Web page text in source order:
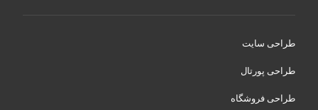
طراحی سایت
طراحی پورتال
طراحی فروشگاه